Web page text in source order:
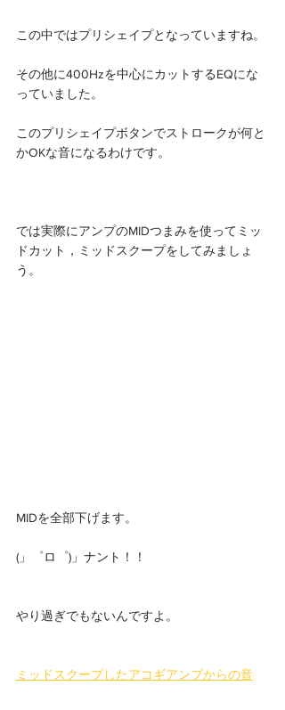
この中ではプリシェイプとなっていますね。
その他に400Hzを中心にカットするEQにな
っていました。
このプリシェイプボタンでストロークが何と
かOKな音になるわけです。
では実際にアンプのMIDつまみを使ってミッ
ドカット，ミッドスクープをしてみましょ
う。
MIDを全部下げます。
(」゜ロ゜)」ナント！！
やり過ぎでもないんですよ。
ミッドスクープしたアコギアンプからの音